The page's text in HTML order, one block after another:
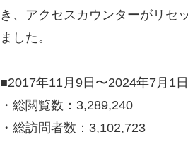
き、アクセスカウンターがリセ
ました。
■2017年11月9日〜2024年7月1
・総閲覧数：3,289,240
・総訪問者数：3,102,723